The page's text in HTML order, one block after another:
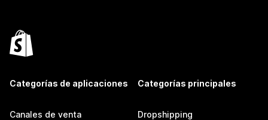
Categorías de aplicaciones
Canales de venta
Categorías principales
Dropshipping